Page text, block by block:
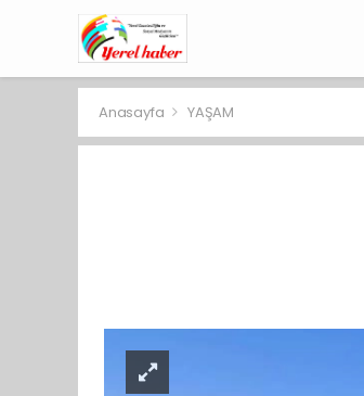
Anasayfa YAŞAM